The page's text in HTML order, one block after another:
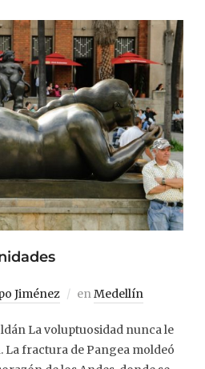
Jiménez enMedellín
La voluptuosidad nunca le
La fractura de Pangea moldeó